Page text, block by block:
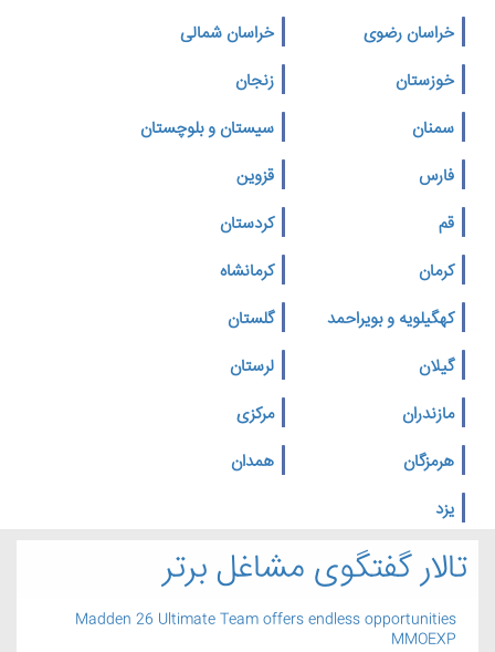
خراسان رضوی
خراسان شمالی
خوزستان
زنجان
سمنان
سیستان و بلوچستان
فارس
قزوین
قم
کردستان
کرمان
کرمانشاه
کهگیلویه و بویراحمد
گلستان
گیلان
لرستان
مازندران
مرکزی
هرمزگان
همدان
یزد
تالار گفتگوی مشاغل برتر
Madden 26 Ultimate Team offers endless opportunities
MMOEXP